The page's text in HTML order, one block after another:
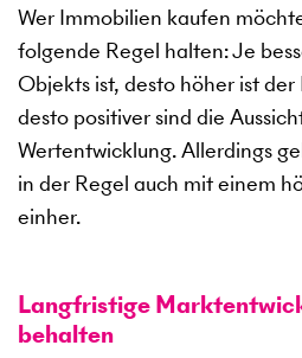
Wer Immobilien kaufen
folgende Regel halten: Je
Objekts ist, desto höher ist
desto positiver sind die
Wertentwicklung. Allerdings
in der Regel auch mit einem
einher.
Langfristige
behalten